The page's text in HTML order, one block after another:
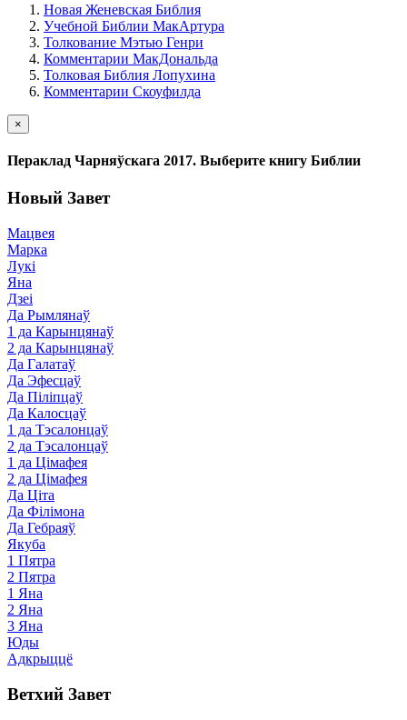
Новая Женевская Библия
Учебной Библии МакАртура
Толкование Мэтью Генри
Комментарии МакДональда
Толковая Библия Лопухина
Комментарии Скоуфилда
×
Пераклад Чарняўскага 2017. Выберите книгу Библии
Новый Завет
Мацвея
Марка
Лукі
Яна
Дзеі
Да Рымлянаў
1 да Карынцянаў
2 да Карынцянаў
Да Галатаў
Да Эфесцаў
Да Піліпцаў
Да Калосцаў
1 да Тэсалонцаў
2 да Тэсалонцаў
1 да Цімафея
2 да Цімафея
Да Ціта
Да Філімона
Да Гебраяў
Якуба
1 Пятра
2 Пятра
1 Яна
2 Яна
3 Яна
Юды
Адкрыццё
Ветхий Завет